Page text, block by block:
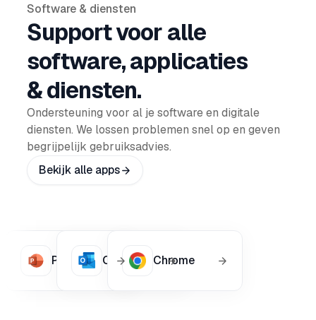
Software & diensten
Support voor alle
software, applicaties
& diensten.
Ondersteuning voor al je software en digitale
diensten. We lossen problemen snel op en geven
begrijpelijk gebruiksadvies.
Bekijk alle apps
PowerpointOutlook Chrome